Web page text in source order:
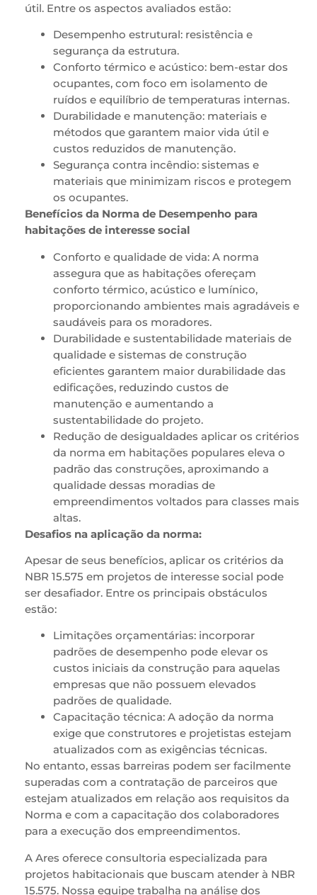
útil. Entre os aspectos avaliados estão:
Desempenho estrutural: resistência e
segurança da estrutura.
Conforto térmico e acústico: bem-estar dos
ocupantes, com foco em isolamento de
ruídos e equilíbrio de temperaturas internas.
Durabilidade e manutenção: materiais e
métodos que garantem maior vida útil e
custos reduzidos de manutenção.
Segurança contra incêndio: sistemas e
materiais que minimizam riscos e protegem
os ocupantes.
Benefícios da Norma de Desempenho para
habitações de interesse social
Conforto e qualidade de vida: A norma
assegura que as habitações ofereçam
conforto térmico, acústico e lumínico,
proporcionando ambientes mais agradáveis e
saudáveis para os moradores.
Durabilidade e sustentabilidade materiais de
qualidade e sistemas de construção
eficientes garantem maior durabilidade das
edificações, reduzindo custos de
manutenção e aumentando a
sustentabilidade do projeto.
Redução de desigualdades aplicar os critérios
da norma em habitações populares eleva o
padrão das construções, aproximando a
qualidade dessas moradias de
empreendimentos voltados para classes mais
altas.
Desafios na aplicação da norma:
Apesar de seus benefícios, aplicar os critérios da
NBR 15.575 em projetos de interesse social pode
ser desafiador. Entre os principais obstáculos
estão:
Limitações orçamentárias: incorporar
padrões de desempenho pode elevar os
custos iniciais da construção para aquelas
empresas que não possuem elevados
padrões de qualidade.
Capacitação técnica: A adoção da norma
exige que construtores e projetistas estejam
atualizados com as exigências técnicas.
No entanto, essas barreiras podem ser facilmente
superadas com a contratação de parceiros que
estejam atualizados em relação aos requisitos da
Norma e com a capacitação dos colaboradores
para a execução dos empreendimentos.
A Ares oferece consultoria especializada para
projetos habitacionais que buscam atender à NBR
15.575. Nossa equipe trabalha na análise dos